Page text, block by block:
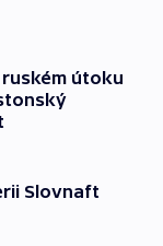
útoku
Slovnaft